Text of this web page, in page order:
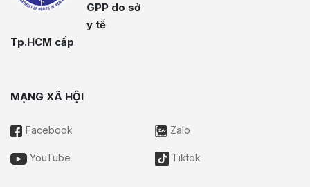
GPP do sở
y tế
Tp.HCM cấp
MẠNG XÃ HỘI
Facebook Zalo
YouTube Tiktok